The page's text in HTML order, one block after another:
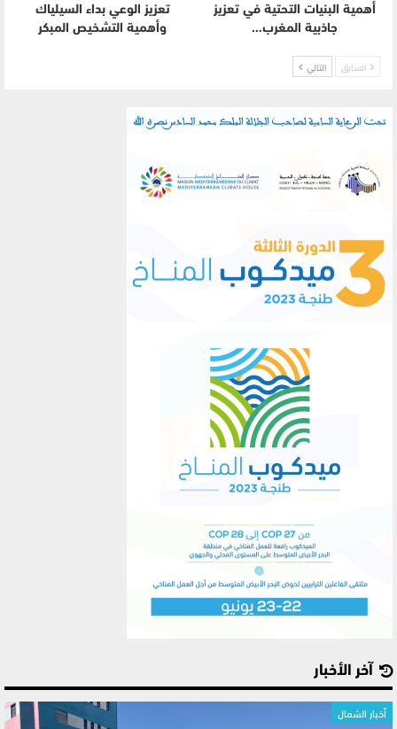
أهمية البنيات التحتية في تعزيز
جاذبية المغرب…
تعزيز الوعي بداء السيلياك
وأهمية التشخيص المبكر
السابق التالي
آخر الأخبار
أخبار الشمال